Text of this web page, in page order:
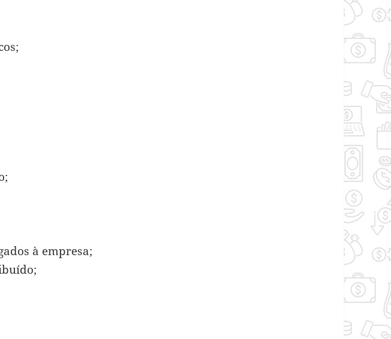
à empresa;